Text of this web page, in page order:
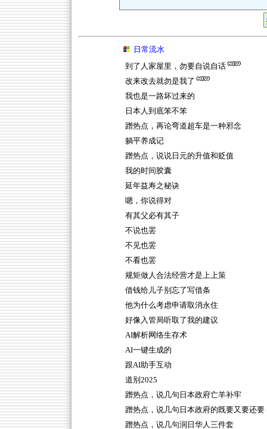
日常流水
到了人家屋里，勿要自说自话
改来改去就勿是我了
我也是一路坏过来的
日本人到底笨不笨
蹭热点，再论弯道超车是一种邪念
躺平养成记
蹭热点，说说日元的升值和贬值
我的时间胶囊
延年益寿之秘诀
嗯，你说得对
有其父必有其子
不说也罢
不见也罢
不看也罢
规矩做人合法经营才是上上策
借钱给儿子别忘了写借条
他为什么考虑申请取消永住
好像入管局听取了我的建议
AI解析网络生存术
AI一键生成的
跟AI助手互动
道别2025
蹭热点，说几句日本政府亡羊补牢
蹭热点，说几句日本政府的既要又要还要
蹭热点，说几句润日华人三件套